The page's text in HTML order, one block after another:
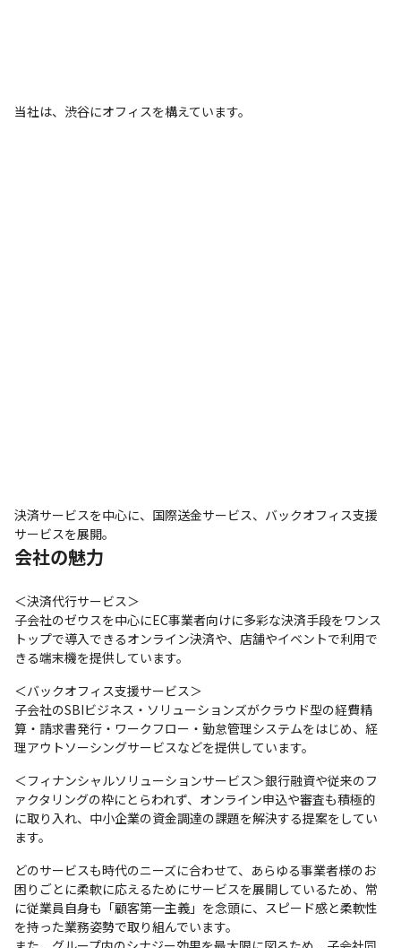
当社は、渋谷にオフィスを構えています。
決済サービスを中心に、国際送金サービス、バックオフィス支援
サービスを展開。
会社の魅力
＜決済代行サービス＞
子会社のゼウスを中心にEC事業者向けに多彩な決済手段をワンス
トップで導入できるオンライン決済や、店舗やイベントで利用で
きる端末機を提供しています。
＜バックオフィス支援サービス＞
子会社のSBIビジネス・ソリューションズがクラウド型の経費精
算・請求書発行・ワークフロー・勤怠管理システムをはじめ、経
理アウトソーシングサービスなどを提供しています。
＜フィナンシャルソリューションサービス＞銀行融資や従来のフ
ァクタリングの枠にとらわれず、オンライン申込や審査も積極的
に取り入れ、中小企業の資金調達の課題を解決する提案をしてい
ます。
どのサービスも時代のニーズに合わせて、あらゆる事業者様のお
困りごとに柔軟に応えるためにサービスを展開しているため、常
に従業員自身も「顧客第一主義」を念頭に、スピード感と柔軟性
を持った業務姿勢で取り組んでいます。